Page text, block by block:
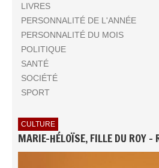
LIVRES
PERSONNALITÉ DE L'ANNÉE
PERSONNALITÉ DU MOIS
POLITIQUE
SANTÉ
SOCIÉTÉ
SPORT
CULTURE
MARIE-HÉLOÏSE, FILLE DU ROY -